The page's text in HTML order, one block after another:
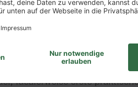
im Einzelhandel (m/w/
idealerweise erste